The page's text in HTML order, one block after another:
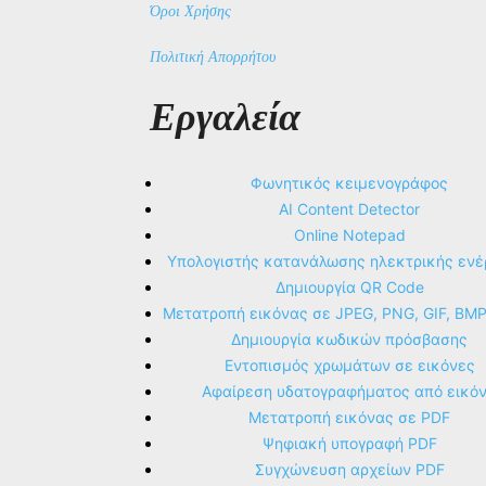
Όροι Χρήσης
Πολιτική Απορρήτου
Εργαλεία
Φωνητικός κειμενογράφος
AI Content Detector
Online Notepad
Υπολογιστής κατανάλωσης ηλεκτρικής
Δημιουργία QR Code
Μετατροπή εικόνας σε JPEG, PNG, GIF,
Δημιουργία κωδικών πρόσβασης
Εντοπισμός χρωμάτων σε εικόνες
Αφαίρεση υδατογραφήματος από
Μετατροπή εικόνας σε PDF
Ψηφιακή υπογραφή PDF
Συγχώνευση αρχείων PDF